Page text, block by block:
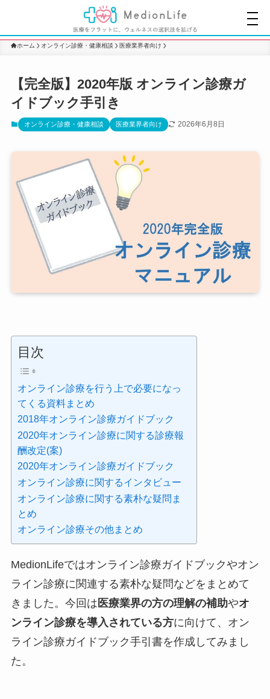
ホーム オンライン診療・健康相談 医療業界者向け
【完全版】2020年版 オンライン診療ガ
イドブック手引き
オンライン診療・健康相談 医療業界者向け 2026年6月8日
目次
オンライン診療を行う上で必要になっ
てくる資料まとめ
2018年オンライン診療ガイドブック
2020年オンライン診療に関する診療報
酬改定(案)
2020年オンライン診療ガイドブック
オンライン診療に関するインタビュー
オンライン診療に関する素朴な疑問ま
とめ
オンライン診療その他まとめ
MedionLifeではオンライン診療ガイドブックやオン
ライン診療に関連する素朴な疑問などをまとめて
きました。今回は 医療業界の方の理解の補助やオ
ンライン診療を導入されている方に向けて、オン
ライン診療ガイドブック手引書を作成してみまし
た。